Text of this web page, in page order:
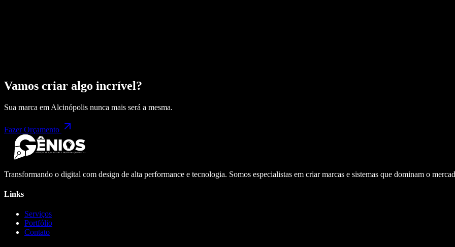
Vamos criar algo incrível?
Sua marca em Alcinópolis nunca mais será a mesma.
Fazer Orçamento
Transformando o digital com design de alta performance e tecnologia. Somos especialistas em criar marcas e sistemas que dominam o
Links
Serviços
Portfólio
Contato